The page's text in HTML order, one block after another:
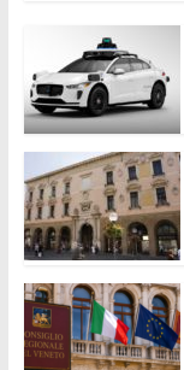
e
b
o
o
k
itt
er